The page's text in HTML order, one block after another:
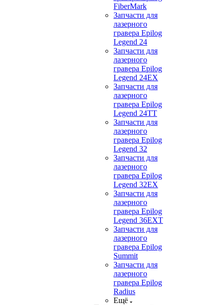
FiberMark
Запчасти для
лазерного
гравера Epilog
Legend 24
Запчасти для
лазерного
гравера Epilog
Legend 24EX
Запчасти для
лазерного
гравера Epilog
Legend 24TT
Запчасти для
лазерного
гравера Epilog
Legend 32
Запчасти для
лазерного
гравера Epilog
Legend 32EX
Запчасти для
лазерного
гравера Epilog
Legend 36EXT
Запчасти для
лазерного
гравера Epilog
Summit
Запчасти для
лазерного
гравера Epilog
Radius
Ещё